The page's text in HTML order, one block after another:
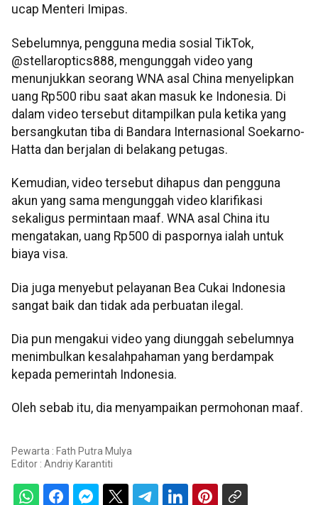
ucap Menteri Imipas.
Sebelumnya, pengguna media sosial TikTok,
@stellaroptics888, mengunggah video yang
menunjukkan seorang WNA asal China menyelipkan
uang Rp500 ribu saat akan masuk ke Indonesia. Di
dalam video tersebut ditampilkan pula ketika yang
bersangkutan tiba di Bandara Internasional Soekarno-
Hatta dan berjalan di belakang petugas.
Kemudian, video tersebut dihapus dan pengguna
akun yang sama mengunggah video klarifikasi
sekaligus permintaan maaf. WNA asal China itu
mengatakan, uang Rp500 di paspornya ialah untuk
biaya visa.
Dia juga menyebut pelayanan Bea Cukai Indonesia
sangat baik dan tidak ada perbuatan ilegal.
Dia pun mengakui video yang diunggah sebelumnya
menimbulkan kesalahpahaman yang berdampak
kepada pemerintah Indonesia.
Oleh sebab itu, dia menyampaikan permohonan maaf.
Pewarta : Fath Putra Mulya
Editor : Andriy Karantiti